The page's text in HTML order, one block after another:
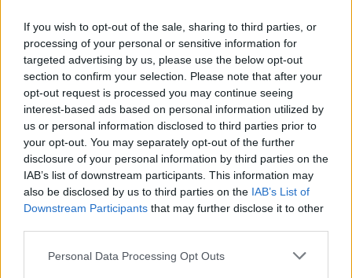
If you wish to opt-out of the sale, sharing to third parties, or
processing of your personal or sensitive information for
targeted advertising by us, please use the below opt-out
section to confirm your selection. Please note that after your
opt-out request is processed you may continue seeing
interest-based ads based on personal information utilized by
us or personal information disclosed to third parties prior to
your opt-out. You may separately opt-out of the further
disclosure of your personal information by third parties on the
IAB’s list of downstream participants. This information may
also be disclosed by us to third parties on the IAB’s List of
Downstream Participants that may further disclose it to other
Personal Data Processing Opt Outs
Um dos detidos na operação da PJ em Sines morreu na prisão
Um dos três detidos na operação da Polícia Judiciária que
resultou na apreensão de...
5 Agosto, 2026 - 18:01